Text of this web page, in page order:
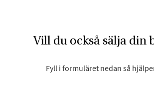
Vill du också sälja din
Fyll i formuläret nedan så